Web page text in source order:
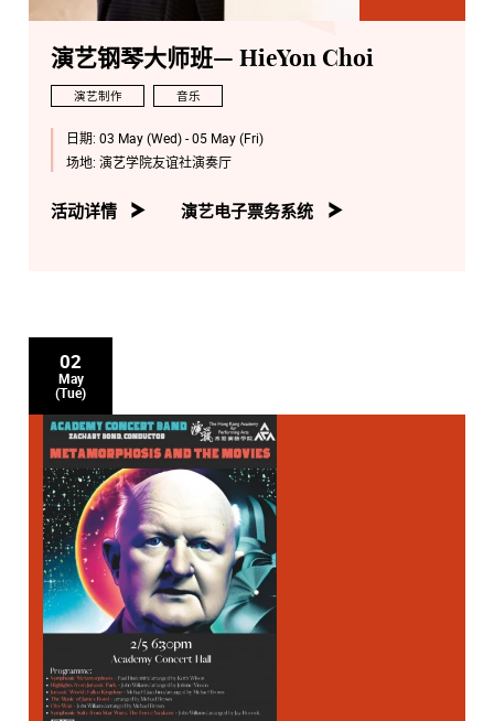
演艺钢琴大师班— HieYon Choi
演艺制作 音乐
日期: 03 May (Wed) - 05 May (Fri)
场地: 演艺学院友谊社演奏厅
活动详情 演艺电子票务系统
02
May
(Tue)